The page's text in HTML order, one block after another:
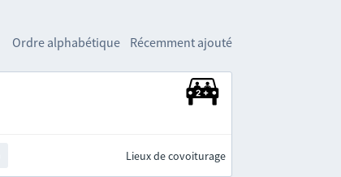
Ordre alphabétique Récemment ajouté
Lieux de covoiturage